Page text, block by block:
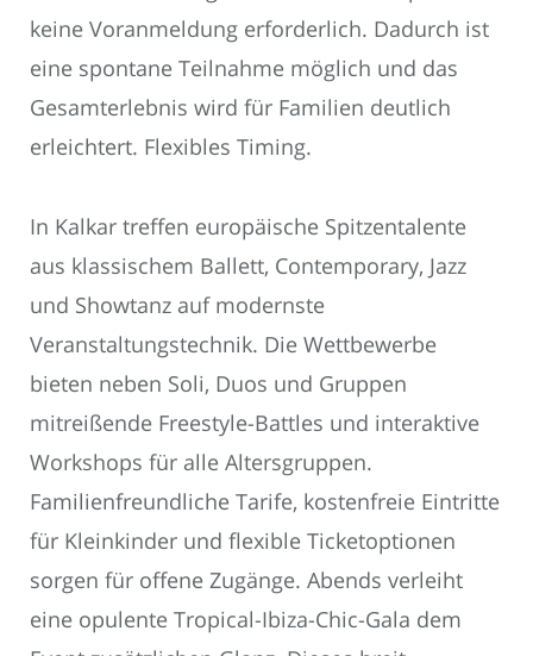
keine Voranmeldung erforderlich. Dadurch ist
eine spontane Teilnahme möglich und das
Gesamterlebnis wird für Familien deutlich
erleichtert. Flexibles Timing.
In Kalkar treffen europäische Spitzentalente
aus klassischem Ballett, Contemporary, Jazz
und Showtanz auf modernste
Veranstaltungstechnik. Die Wettbewerbe
bieten neben Soli, Duos und Gruppen
mitreißende Freestyle-Battles und interaktive
Workshops für alle Altersgruppen.
Familienfreundliche Tarife, kostenfreie Eintritte
für Kleinkinder und flexible Ticketoptionen
sorgen für offene Zugänge. Abends verleiht
eine opulente Tropical-Ibiza-Chic-Gala dem